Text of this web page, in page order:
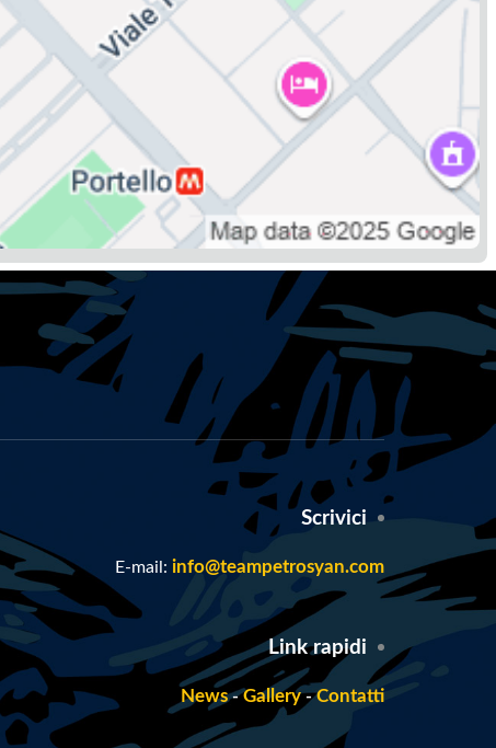
Scrivici
E-mail: info@teampetrosyan.com
Link rapidi
News- Gallery- Contatti